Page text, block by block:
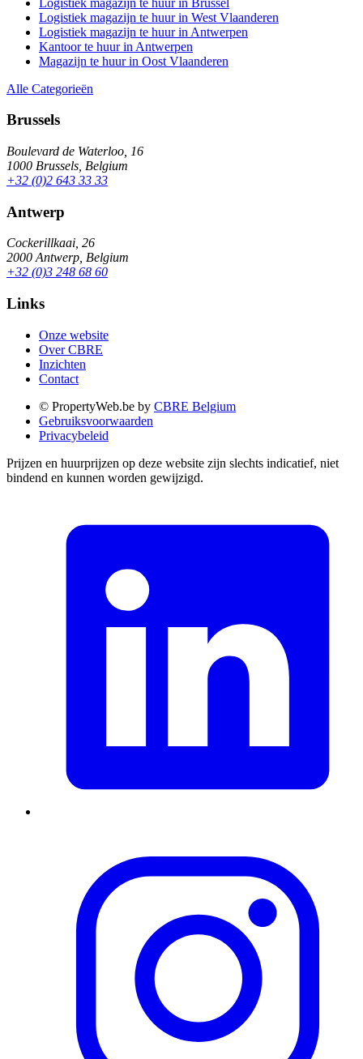
Logistiek magazijn te huur in West Vlaanderen
Logistiek magazijn te huur in Antwerpen
Kantoor te huur in Antwerpen
Magazijn te huur in Oost Vlaanderen
Alle Categorieën
Brussels
Boulevard de Waterloo, 16
1000 Brussels, Belgium
+32 (0)2 643 33 33
Antwerp
Cockerillkaai, 26
2000 Antwerp, Belgium
+32 (0)3 248 68 60
Links
Onze website
Over CBRE
Inzichten
Contact
© PropertyWeb.be by CBRE Belgium
Gebruiksvoorwaarden
Privacybeleid
Prijzen en huurprijzen op deze website zijn slechts indicatief, niet
bindend en kunnen worden gewijzigd.